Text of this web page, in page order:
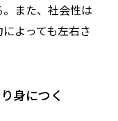
また、社会性は
よっても左右さ
身につく